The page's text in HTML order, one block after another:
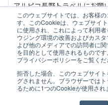
このウェブサイトでは、お客様
す。このCookieは、ウェブサイ
に使用され、これによって利用
ウジング環境の改善およびカス
よび他のメディアでの訪問者に
を目的として使用されるもので
プライバシーポリシーをご覧くだ
拒否した場合、このウェブサイ
グされません。ブラウザーでは
るために1つのCookieが使用され
アルピコ長野トラベルにお願
●このページでご案内する体験内容
います。ご提供する体験内容に関す
す。出版物・教材の複写･転載･要
ページは、ここに記載している体験
写･転載･要約してご利用いただけま
問い合わせください。 アルピコ